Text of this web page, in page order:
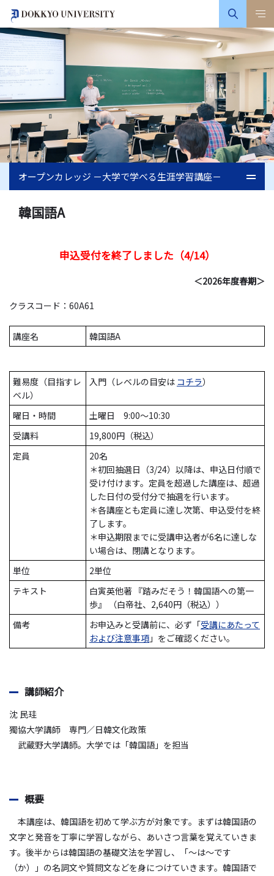
オープンカレッジ －大学で学べる生涯学習講座－
韓国語A
申込受付を終了しました（4/14）
＜2026年度春期＞
クラスコード：60A61
講座名 韓国語A
難易度（目指すレ
ベル）
入門（レベルの目安は コチラ）
曜日・時間
土曜日 9:00～10:30
受講料
19,800円（税込）
定員
20名
＊初回抽選日（3/24）以降は、申込日付順で
受け付けます。定員を超過した講座は、超過
した日付の受付分で抽選を行います。
＊各講座とも定員に達し次第、申込受付を終
了します。
＊申込期限までに受講申込者が6名に達しな
い場合は、閉講となります。
単位
2単位
テキスト
白寅英他著 『踏みだそう！韓国語への第一
歩』 （白帝社、2,640円（税込））
備考
お申込みと受講前に、必ず「受講にあたって
および注意事項 」をご確認ください。
講師紹介
沈 民珪
獨協大学講師 専門／日韓文化政策
武蔵野大学講師。大学では「韓国語」を担当
概要
本講座は、韓国語を初めて学ぶ方が対象です。まずは韓国語の
文字と発音を丁寧に学習しながら、あいさつ言葉を覚えていきま
す。後半からは韓国語の基礎文法を学習し、「～は～です
（か）」の名詞文や質問文などを身につけていきます。韓国語で